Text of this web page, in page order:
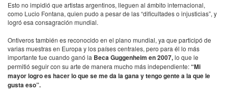
Esto no impidió que artistas argentinos, lleguen al ámbito internacional,
como Lucio Fontana, quien pudo a pesar de las “dificultades o injusticias”, y
logró esa consagración mundial.
Ontiveros también es reconocido en el plano mundial, ya que participó de
varias muestras en Europa y los países centrales, pero para él lo más
importante fue cuando ganó la Beca Guggenheim en 2007,lo que le
permitió seguir con su arte de manera mucho más independiente:“Mi
mayor logro es hacer lo que se me da la gana y tengo gente a la que le
gusta eso”.